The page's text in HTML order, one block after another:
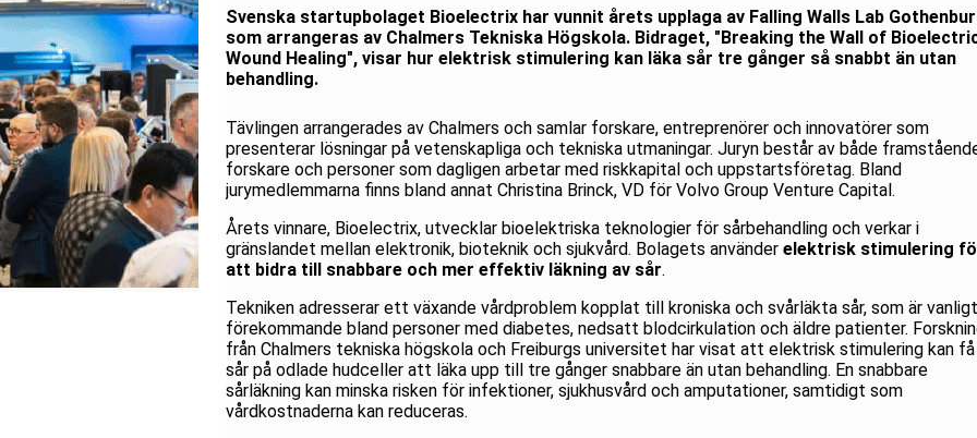
Svenska startupbolaget Bioelectrix har vunnit årets upplaga av Falling Walls Lab
som arrangeras av Chalmers Tekniska Högskola. Bidraget, "Breaking the Wall of
Wound Healing", visar hur elektrisk stimulering kan läka sår tre gånger så snabbt än utan
behandling.
Tävlingen arrangerades av Chalmers och samlar forskare, entreprenörer och innovatörer som
presenterar lösningar på vetenskapliga och tekniska utmaningar. Juryn består av både
forskare och personer som dagligen arbetar med riskkapital och uppstartsföretag. Bland
jurymedlemmarna finns bland annat Christina Brinck, VD för Volvo Group Venture Capital.
Årets vinnare, Bioelectrix, utvecklar bioelektriska teknologier för sårbehandling och verkar i
gränslandet mellan elektronik, bioteknik och sjukvård. Bolagets använder elektrisk stimulering
att bidra till snabbare och mer effektiv läkning av sår.
Tekniken adresserar ett växande vårdproblem kopplat till kroniska och svårläkta sår, som är vanligt
förekommande bland personer med diabetes, nedsatt blodcirkulation och äldre patienter.
från Chalmers tekniska högskola och Freiburgs universitet har visat att elektrisk stimulering kan få
sår på odlade hudceller att läka upp till tre gånger snabbare än utan behandling. En snabbare
sårläkning kan minska risken för infektioner, sjukhusvård och amputationer, samtidigt som
vårdkostnaderna kan reduceras.